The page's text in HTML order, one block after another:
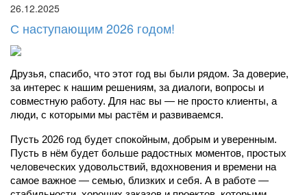
26.12.2025
С наступающим 2026 годом!
Друзья, спасибо, что этот год вы были рядом. За доверие,
за интерес к нашим решениям, за диалоги, вопросы и
совместную работу. Для нас вы — не просто клиенты, а
люди, с которыми мы растём и развиваемся.
Пусть 2026 год будет спокойным, добрым и уверенным.
Пусть в нём будет больше радостных моментов, простых
человеческих удовольствий, вдохновения и времени на
самое важное — семью, близких и себя. А в работе —